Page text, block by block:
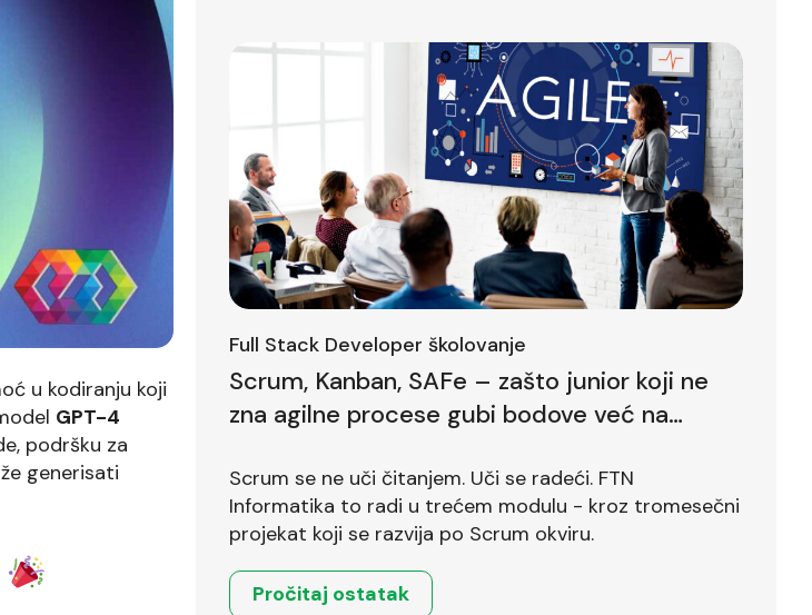
u kodiranju koji
GPT-4
podršku za
generisati
Full Stack Developer školovanje
Scrum, Kanban, SAFe – zašto junior koji ne
zna agilne procese gubi bodove već na
Scrum se ne uči čitanjem. Uči se radeći. FTN
Informatika to radi u trećem modulu - kroz tromesečni
projekat koji se razvija po Scrum okviru.
Pročitaj ostatak